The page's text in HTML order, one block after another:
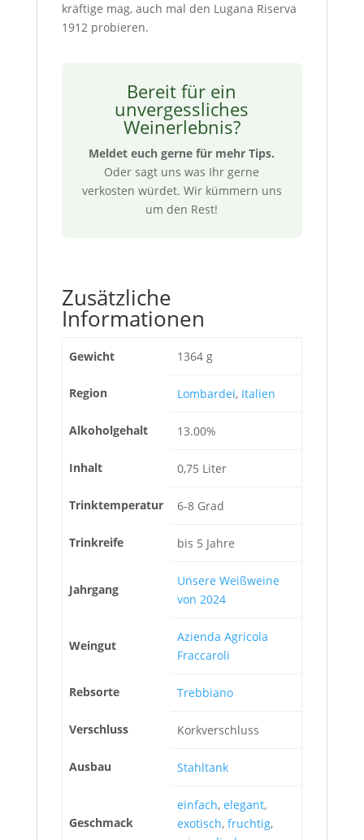
kräftige mag, auch mal den Lugana Riserva
1912 probieren.
Bereit für ein
unvergessliches
Weinerlebnis?
Meldet euch gerne für mehr Tips.
Oder sagt uns was Ihr gerne
verkosten würdet. Wir kümmern uns
um den Rest!
Zusätzliche
Informationen
Gewicht 1364 g
Region Lombardei, Italien
Alkoholgehalt 13.00%
Inhalt 0,75 Liter
Trinktemperatur 6-8 Grad
Trinkreife bis 5 Jahre
Jahrgang
Unsere Weißweine
von 2024
Weingut
Azienda Agricola
Fraccaroli
Rebsorte Trebbiano
Verschluss Korkverschluss
Ausbau Stahltank
Geschmack
einfach, elegant,
exotisch, fruchtig,